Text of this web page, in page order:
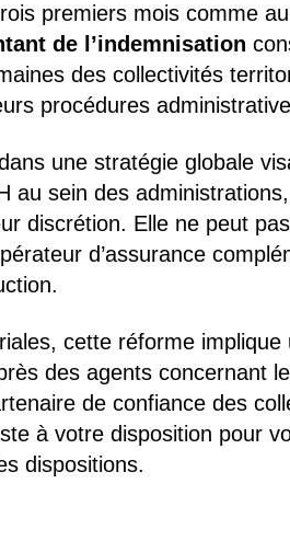
premiers mois comme
de l’indemnisation
des collectivités
procédures
une stratégie globale
au sein des
discrétion. Elle ne peut
d’assurance
cette réforme
des agents concernant
de confiance des
à votre disposition pour
dispositions.